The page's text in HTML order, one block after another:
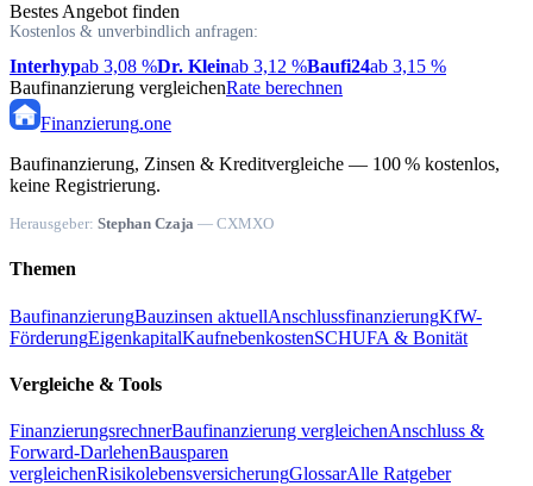
Bestes Angebot finden
Kostenlos & unverbindlich anfragen:
Interhypab 3,08 %Dr. Kleinab 3,12 %Baufi24ab 3,15 %
Baufinanzierung vergleichenRate berechnen
Finanzierung.one
Baufinanzierung, Zinsen & Kreditvergleiche — 100 % kostenlos,
keine Registrierung.
Herausgeber: Stephan Czaja — CXMXO
Themen
BaufinanzierungBauzinsen aktuellAnschlussfinanzierungKfW-
FörderungEigenkapitalKaufnebenkostenSCHUFA & Bonität
Vergleiche & Tools
FinanzierungsrechnerBaufinanzierung vergleichenAnschluss &
Forward-DarlehenBausparen
vergleichenRisikolebensversicherungGlossarAlle Ratgeber